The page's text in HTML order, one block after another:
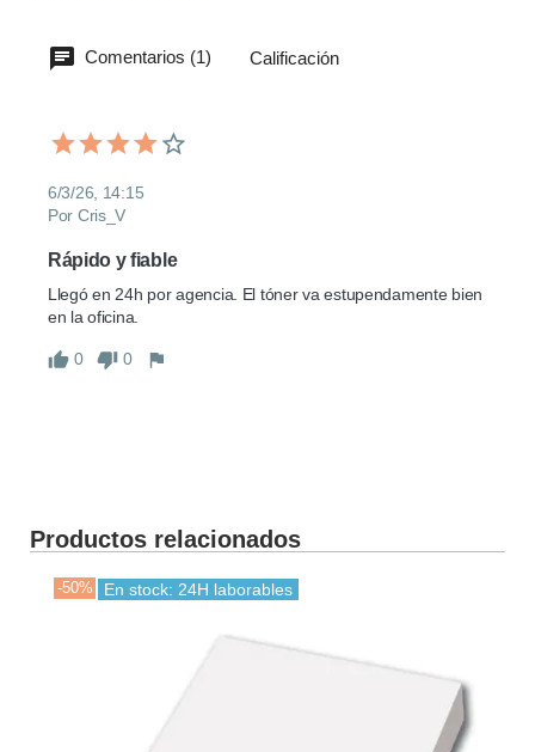
Comentarios (1) Calificación
6/3/26, 14:15
Por Cris_V
Rápido y fiable
Llegó en 24h por agencia. El tóner va estupendamente bien
en la oficina.
0 0
Productos relacionados
-50% En stock: 24H laborables